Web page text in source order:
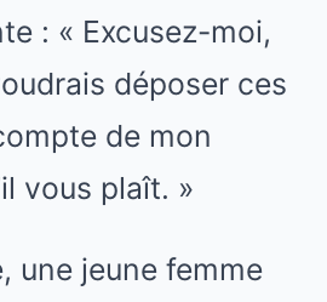
: « Excusez-moi,
déposer ces
de mon
vous plaît. »
une jeune femme